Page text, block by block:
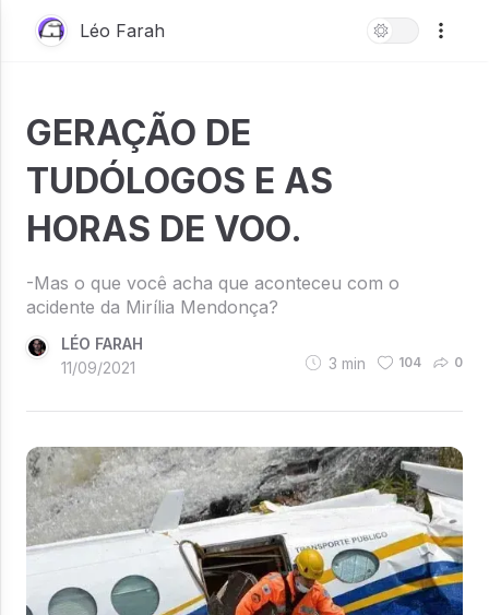
Léo Farah
GERAÇÃO DE
TUDÓLOGOS E AS
HORAS DE VOO.
-Mas o que você acha que aconteceu com o
acidente da Mirília Mendonça?
LÉO FARAH
11/09/2021
3 min 104 0